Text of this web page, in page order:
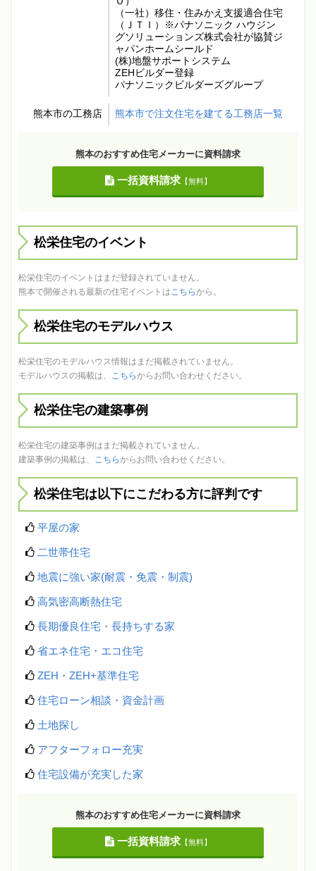
（一社）移住・住みかえ支援適合住宅
（ＪＴＩ）※パナソニック ハウジン
グソリューションズ株式会社が協賛ジ
ャパンホームシールド
(株)地盤サポートシステム
ZEHビルダー登録
パナソニックビルダーズグループ
熊本市の工務店 熊本市で注文住宅を建てる工務店一覧
熊本のおすすめ住宅メーカーに資料請求
一括資料請求【無料】
松栄住宅のイベント
松栄住宅のイベントはまだ登録されていません。
熊本で開催される最新の住宅イベントはこちらから。
松栄住宅のモデルハウス
松栄住宅のモデルハウス情報はまだ掲載されていません。
モデルハウスの掲載は、 こちらからお問い合わせください。
松栄住宅の建築事例
松栄住宅の建築事例はまだ掲載されていません。
建築事例の掲載は、 こちらからお問い合わせください。
松栄住宅は以下にこだわる方に評判です
平屋の家
二世帯住宅
地震に強い家(耐震・免震・制震)
高気密高断熱住宅
長期優良住宅・長持ちする家
省エネ住宅・エコ住宅
ZEH・ZEH+基準住宅
住宅ローン相談・資金計画
土地探し
アフターフォロー充実
住宅設備が充実した家
熊本のおすすめ住宅メーカーに資料請求
一括資料請求【無料】